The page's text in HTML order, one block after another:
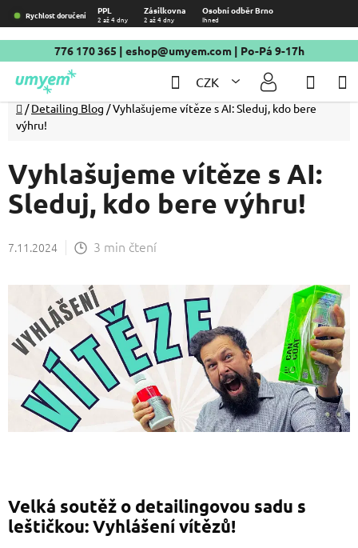
Přejít
na
obsah
Rychlost doručení PPL Zásilkovna Osobní odběr Brno
2 až 4 dny 2 až 4 dny Ihned
776 170 365 | eshop@umyem.com| Po-Pá 9-17h
CZK
Hledat
Domů
/ Detailing Blog /Vyhlašujeme vítěze s AI: Sleduj, kdo bere
výhru!
Vyhlašujeme vítěze s AI:
Sleduj, kdo bere výhru!
7.11.2024 3 min čtení
Velká soutěž o detailingovou sadu s
leštičkou: Vyhlášení vítězů!